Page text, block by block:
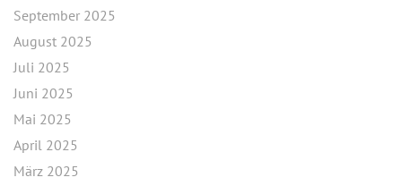
September 2025
August 2025
Juli 2025
Juni 2025
Mai 2025
April 2025
März 2025